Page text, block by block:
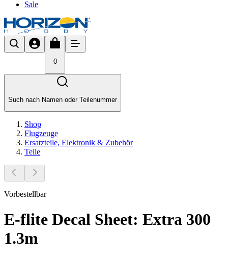
Sale
0
Such nach Namen oder Teilenummer
Shop
Flugzeuge
Ersatzteile, Elektronik & Zubehör
Teile
Vorbestellbar
E-flite Decal Sheet: Extra 300
1.3m